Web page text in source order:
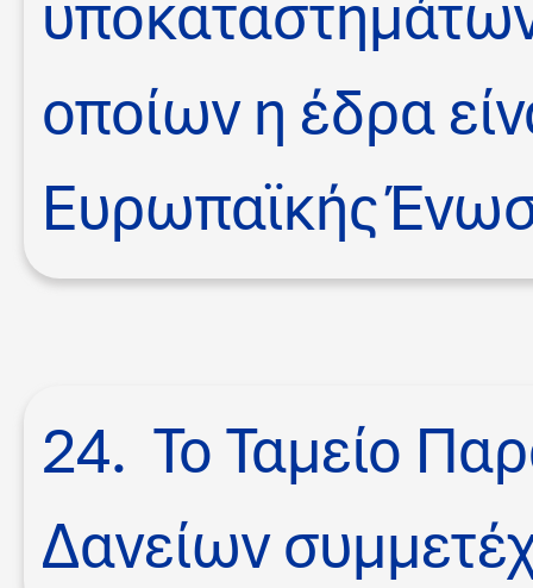
οποίων η έδρα
Ευρωπαϊκής
24. Το Ταμείο
Δανείων